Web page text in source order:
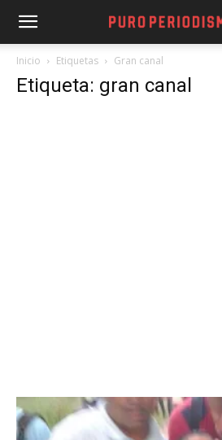
Inicio Etiquetas Gran canal
Etiqueta: gran canal